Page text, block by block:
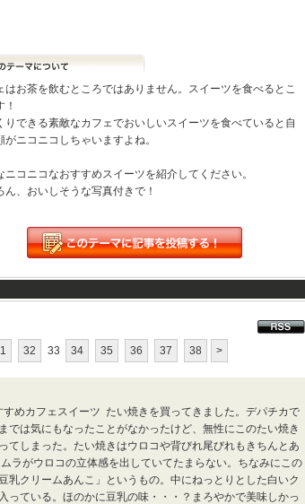
はお茶を飲むところではありません。スイーツを食べるとこ
！
りできる素敵なカフェでおいしいスイーツを食べていると自
がニコニコしちゃいますよね。
ニコニコなおすすめスイーツを紹介してください。
ん、おいしそうな写真付きで！
32 33 34 35 36 37 38 >
すめカフェスイーツ たい焼きを買ってきました。デパチカで
では気にもなったことがなかったけど、無性にこのたい焼き
てしまった。たい焼きはウロコや背びれ尾びれもきちんとあ
ラがウロコの立体感を出していてたまらない。ちなみにこの
乳クリームあんこ」というもの。中にねっとりとした白いク
っている。ほのかに豆乳の味・・・？まろやかで美味しかっ